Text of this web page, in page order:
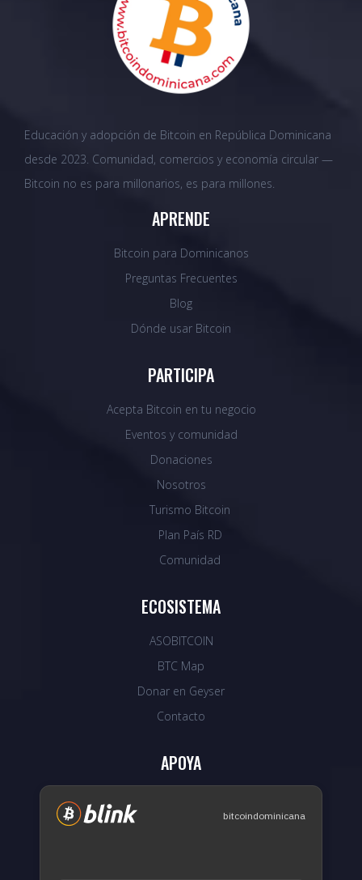
Educación y adopción de Bitcoin en República Dominicana
desde 2023. Comunidad, comercios y economía circular —
Bitcoin no es para millonarios, es para millones.
APRENDE
Bitcoin para Dominicanos
Preguntas Frecuentes
Blog
Dónde usar Bitcoin
PARTICIPA
Acepta Bitcoin en tu negocio
Eventos y comunidad
Donaciones
Nosotros
Turismo Bitcoin
Plan País RD
Comunidad
ECOSISTEMA
ASOBITCOIN
BTC Map
Donar en Geyser
Contacto
APOYA
bitcoindominicana